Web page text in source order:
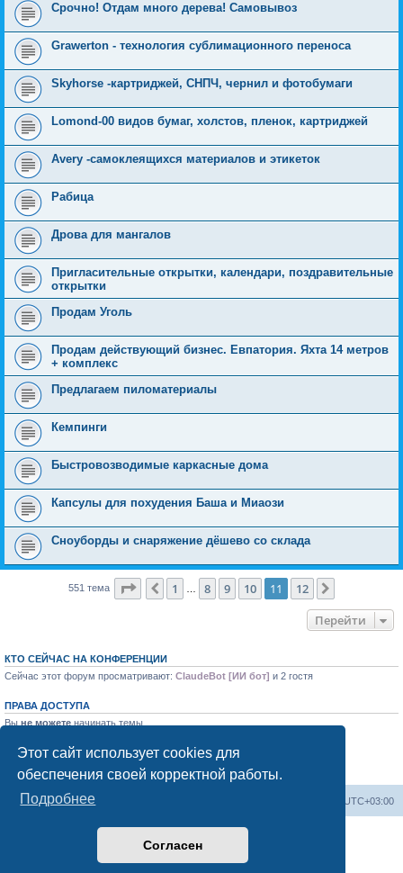
Этот сайт использует cookies для
обеспечения своей корректной работы.
Подробнее
Согласен
Срочно! Отдам много дерева! Самовывоз
Grawerton - технология сублимационного переноса
Skyhorse -картриджей, СНПЧ, чернил и фотобумаги
Lomond-00 видов бумаг, холстов, пленок, картриджей
Avery -самоклеящихся материалов и этикеток
Рабица
Дрова для мангалов
Пригласительные открытки, календари, поздравительные
открытки
Продам Уголь
Продам действующий бизнес. Евпатория. Яхта 14 метров
+ комплекс
Предлагаем пиломатериалы
Кемпинги
Быстровозводимые каркасные дома
Капсулы для похудения Баша и Миаози
Сноуборды и снаряжение дёшево со склада
551 тема Страница 11 из
Пред.
1 8 9 10 11 12
Перейти
КТО СЕЙЧАС НА КОНФЕРЕНЦИИ
Сейчас этот форум просматривают: ClaudeBot [ИИ бот] и 2 гостя
ПРАВА ДОСТУПА
Вы не можете начинать темы
Выне можетередактировать свои сообщения
Выне можетеудалять свои сообщения
Выне можетедобавлять вложения
Форум «Весь Крым» UTC+03:00
Создано на основе phpBB® Forum Software © phpBB Limited
Конфиденциальность